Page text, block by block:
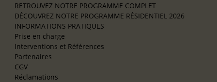
RETROUVEZ NOTRE PROGRAMME COMPLET
DÉCOUVREZ NOTRE PROGRAMME RÉSIDENTIEL 2026
INFORMATIONS PRATIQUES
Prise en charge
Interventions et Références
Partenaires
CGV
Réclamations